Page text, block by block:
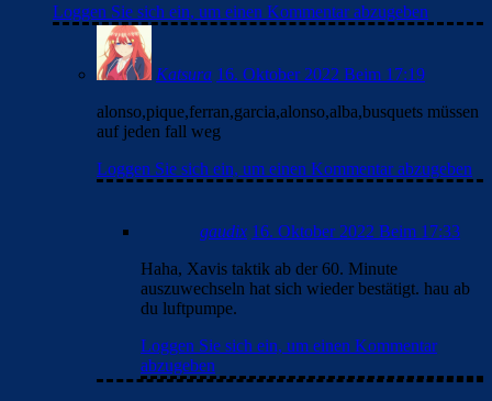
Loggen Sie sich ein, um einen Kommentar abzugeben
Katsura 16. Oktober 2022 Beim 17:19
alonso,pique,ferran,garcia,alonso,alba,busquets müssen
auf jeden fall weg
Loggen Sie sich ein, um einen Kommentar abzugeben
gaudix 16. Oktober 2022 Beim 17:33
Haha, Xavis taktik ab der 60. Minute
auszuwechseln hat sich wieder bestätigt. hau ab
du luftpumpe.
Loggen Sie sich ein, um einen Kommentar
abzugeben